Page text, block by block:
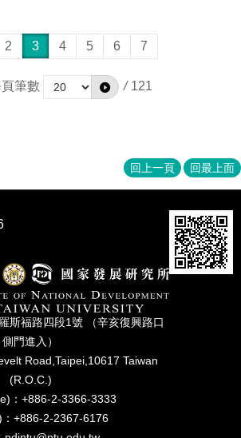
2 3 4 5 6 7
筆數 / 121
回上一頁 回最上面
斯福路四段1號 （辛亥復興路⼝
側⾨進入）
Road,Taipei,10617 Taiwan
(R.O.C.)
：+886-2-3366-3333
+886-2-2367-6176